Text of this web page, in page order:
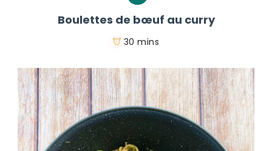
Boulettes de bœuf au curry
30 mins